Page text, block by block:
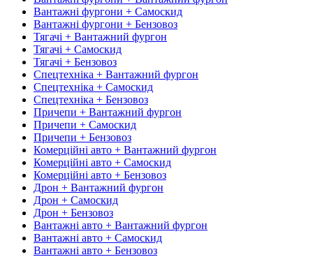
Вантажні фургони + Самоскид
Вантажні фургони + Бензовоз
Тягачі + Вантажний фургон
Тягачі + Самоскид
Тягачі + Бензовоз
Спецтехніка + Вантажний фургон
Спецтехніка + Самоскид
Спецтехніка + Бензовоз
Причепи + Вантажний фургон
Причепи + Самоскид
Причепи + Бензовоз
Комерційні авто + Вантажний фургон
Комерційні авто + Самоскид
Комерційні авто + Бензовоз
Дрон + Вантажний фургон
Дрон + Самоскид
Дрон + Бензовоз
Вантажні авто + Вантажний фургон
Вантажні авто + Самоскид
Вантажні авто + Бензовоз